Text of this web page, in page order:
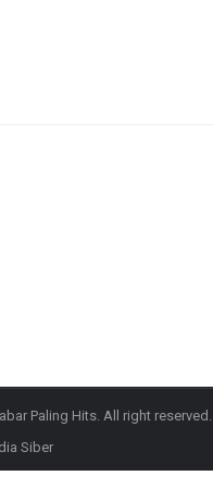
Paling Hits. All right reserved.
Siber